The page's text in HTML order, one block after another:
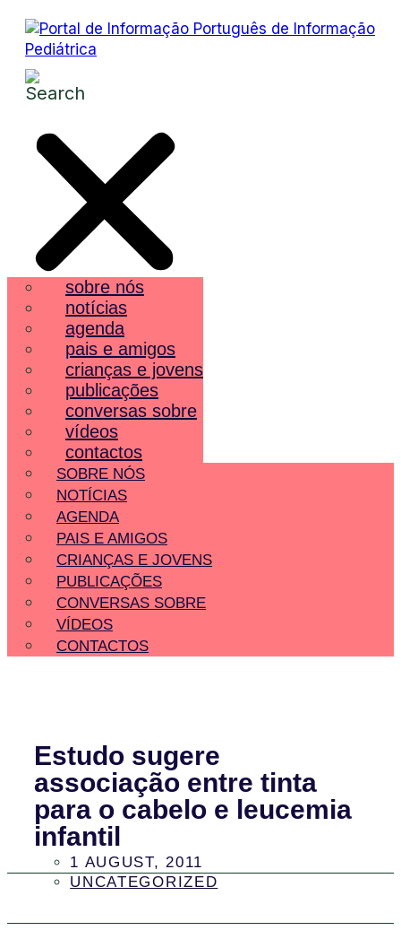
sobre nós
notícias
agenda
pais e amigos
crianças e jovens
publicações
conversas sobre
vídeos
contactos
SOBRE NÓS
NOTÍCIAS
AGENDA
PAIS E AMIGOS
CRIANÇAS E JOVENS
PUBLICAÇÕES
CONVERSAS SOBRE
VÍDEOS
CONTACTOS
Estudo sugere
associação entre tinta
para o cabelo e leucemia
infantil
1 AUGUST, 2011
UNCATEGORIZED